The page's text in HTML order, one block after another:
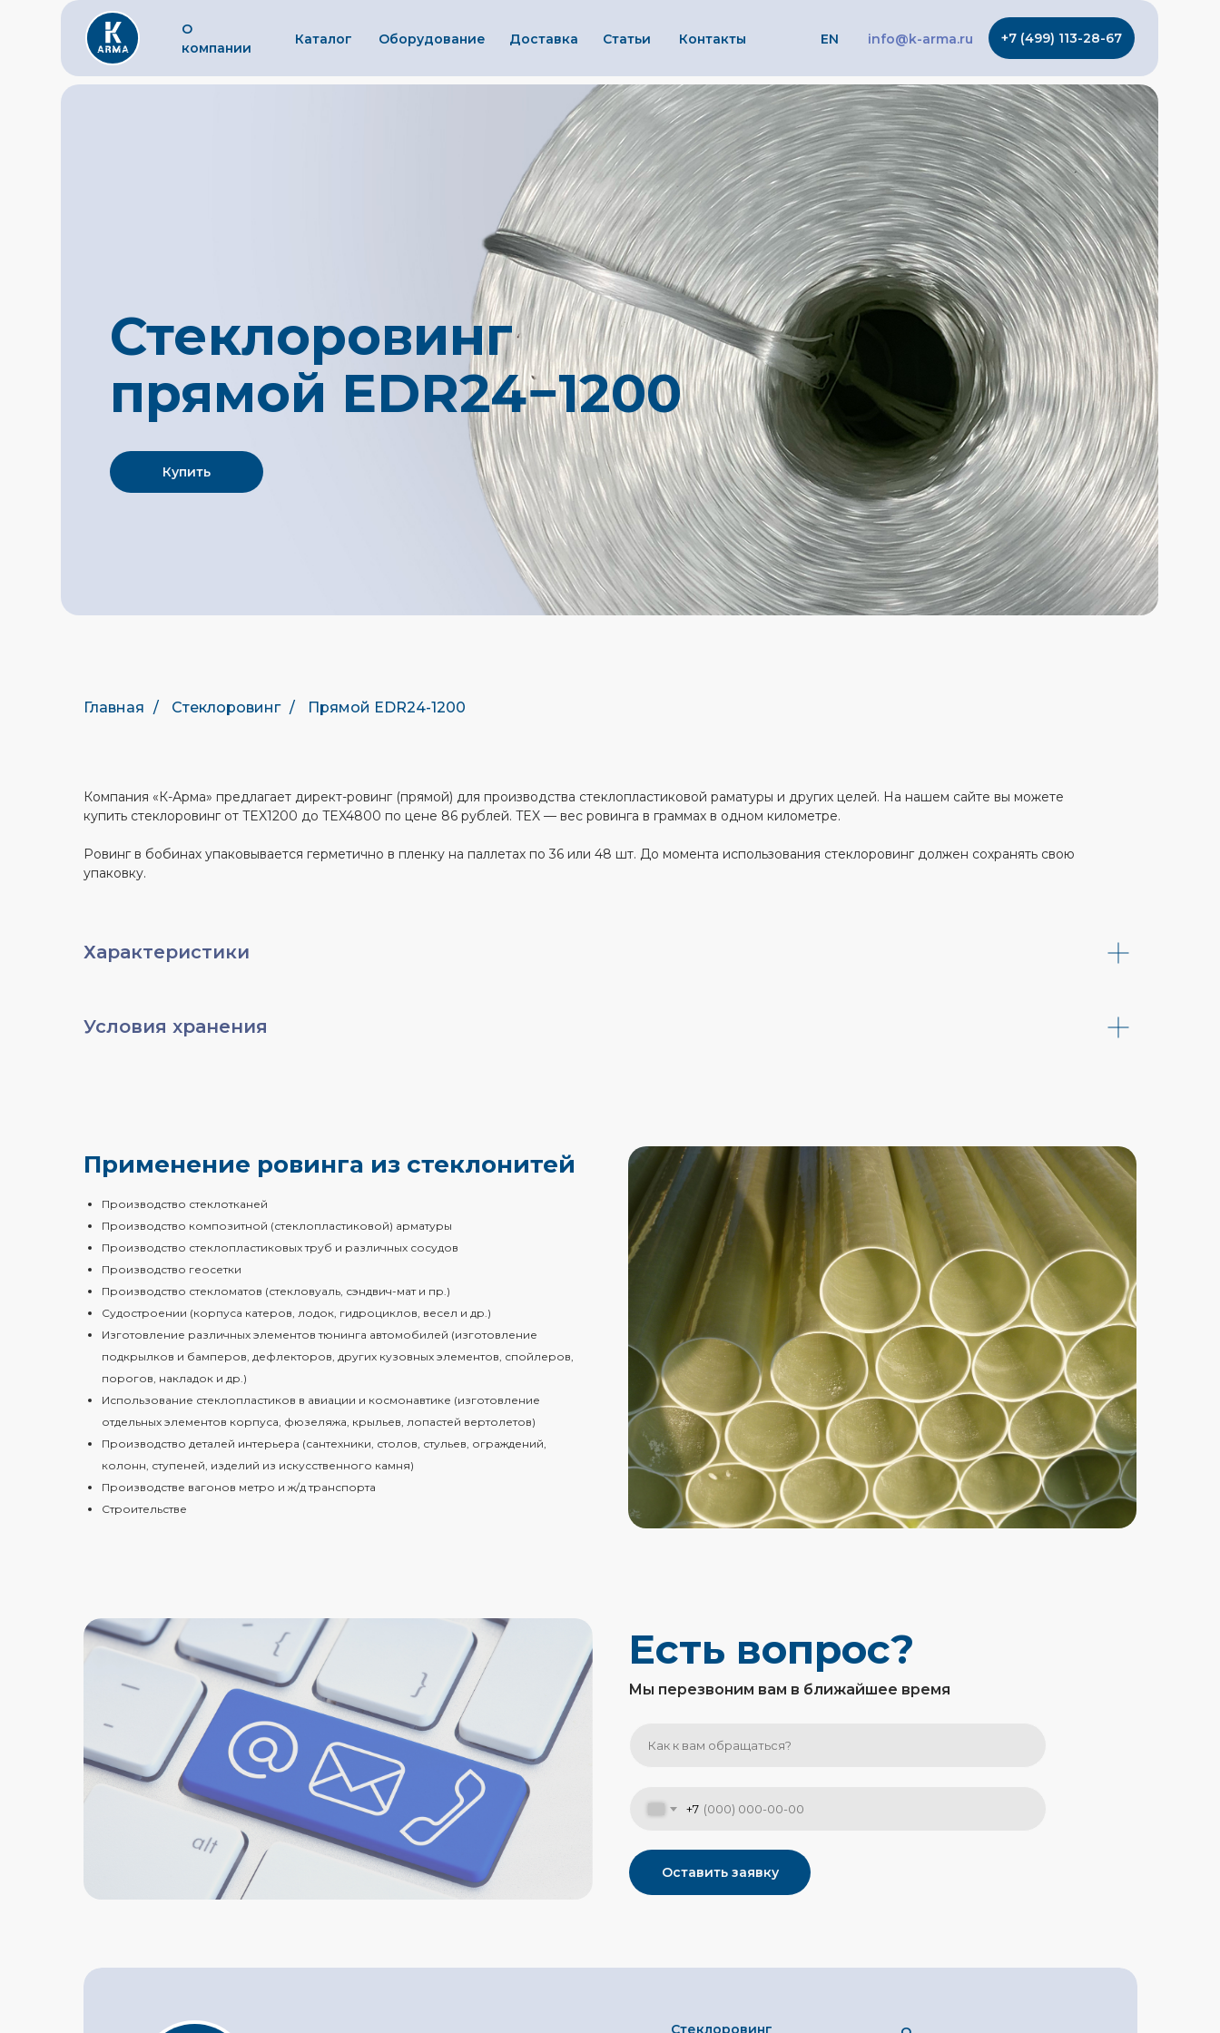
+7 (499) 113-28-67
О
компании
Каталог Оборудование Доставка Статьи Контакты EN info@k-arma.ru
Стеклоровинг
прямой EDR24−1200
Купить
Главная / Стеклоровинг / Прямой EDR24-1200
Компания «К-Арма» предлагает директ-ровинг (прямой) для производства стеклопластиковой раматуры и других целей. На нашем сайте вы можете
купить стеклоровинг от TEX1200 до TEX4800 по цене 86 рублей. TEX — вес ровинга в граммах в одном километре.
Ровинг в бобинах упаковывается герметично в пленку на паллетах по 36 или 48 шт. До момента использования стеклоровинг должен сохранять свою
упаковку.
Характеристики
Условия хранения
Производство стеклотканей
Производство композитной (стеклопластиковой) арматуры
Производство стеклопластиковых труб и различных сосудов
Производство геосетки
Производство стекломатов (стекловуаль, сэндвич-мат и пр.)
Судостроении (корпуса катеров, лодок, гидроциклов, весел и др.)
Изготовление различных элементов тюнинга автомобилей (изготовление
подкрылков и бамперов, дефлекторов, других кузовных элементов, спойлеров,
порогов, накладок и др.)
Использование стеклопластиков в авиации и космонавтике (изготовление
отдельных элементов корпуса, фюзеляжа, крыльев, лопастей вертолетов)
Производство деталей интерьера (сантехники, столов, стульев, ограждений,
колонн, ступеней, изделий из искусственного камня)
Производстве вагонов метро и ж/д транспорта
Строительстве
Применение ровинга из стеклонитей
Есть вопрос?
Мы перезвоним вам в ближайшее время
+7
Оставить заявку
Стеклоровинг